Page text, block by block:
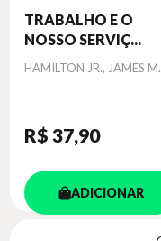
TRABALHO E O
NOSSO SERVIÇ...
Autor
HAMILTON JR., JAMES M.
R$ 37,90
ADICIONAR